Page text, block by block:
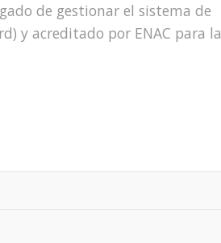
de gestionar el sistema de
y acreditado por ENAC para la